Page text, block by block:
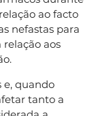
ao facto
nefastas para
aos
e, quando
tanto a